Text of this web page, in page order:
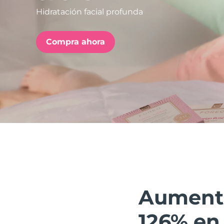
Hidratación facial profunda
Compra ahora
issa™ Teeth Whitening Set
FAQ™ Dual LED Panel
POPULAR